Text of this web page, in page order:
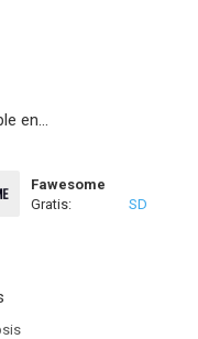
en...
Fawesome
Gratis:
SD